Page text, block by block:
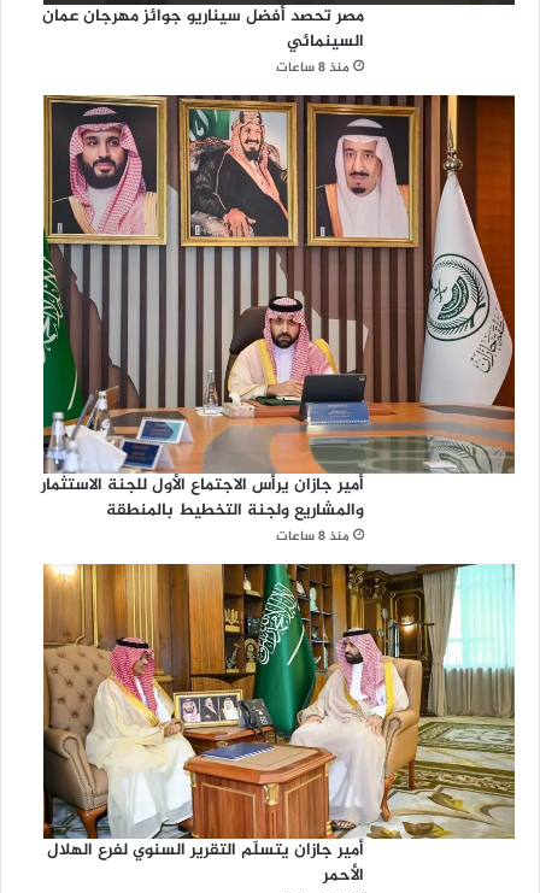
مصر تحصد أفضل سيناريو جوائز مهرجان عمان
السينمائي
منذ 8 ساعات
أمير جازان يرأس الاجتماع الأول للجنة الاستثمار
والمشاريع ولجنة التخطيط بالمنطقة
منذ 8 ساعات
أمير جازان يتسلّم التقرير السنوي لفرع الهلال
الأحمر